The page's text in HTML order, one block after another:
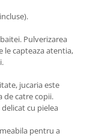
Pulverizarea
le capteaza atentia,
jucaria este
de catre copii.
cu pielea
pentru a